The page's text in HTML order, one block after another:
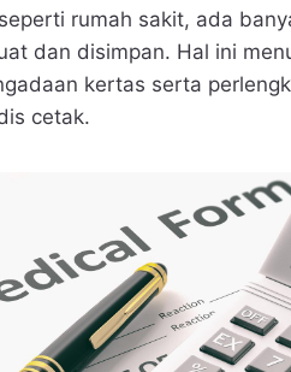
rumah sakit, ada
dan disimpan. Hal ini
kertas serta
cetak.